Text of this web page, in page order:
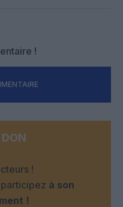
!
DON
!
à son
!